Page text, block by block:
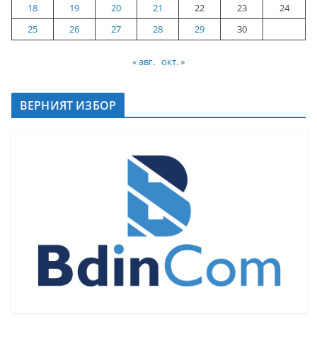
18
19 20 21 22 23
24
25
26 27 28 29 30
« авг. окт. »
ВЕРНИЯТ ИЗБОР